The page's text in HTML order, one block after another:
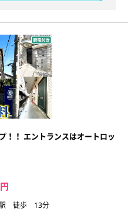
！！ エントランスはオートロッ
円
駅 徒歩 13分